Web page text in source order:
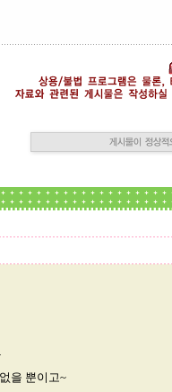
을 뿐이고~